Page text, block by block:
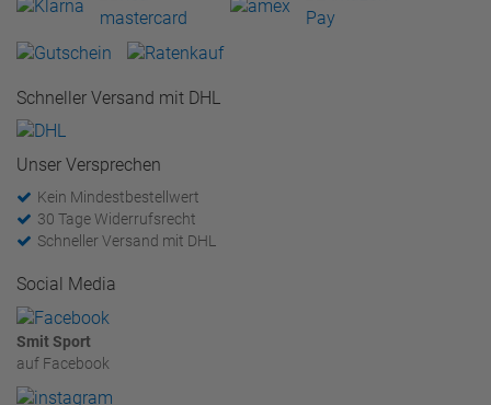
Schneller Versand mit DHL
Unser Versprechen
Kein Mindestbestellwert
30 Tage Widerrufsrecht
Schneller Versand mit DHL
Social Media
Smit Sport
auf Facebook